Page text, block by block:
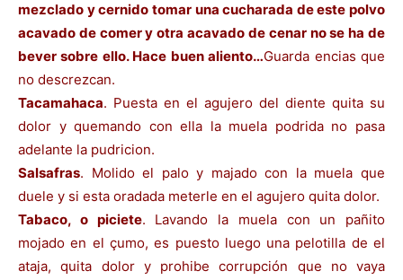
mezclado y cernido tomar una cucharada de este polvo
acavado de comer y otra acavado de cenar no se ha de
bever sobre ello. Hace buen aliento…Guarda encias que
no descrezcan.
Tacamahaca. Puesta en el agujero del diente quita su
dolor y quemando con ella la muela podrida no pasa
adelante la pudricion.
Salsafras. Molido el palo y majado con la muela que
duele y si esta oradada meterle en el agujero quita dolor.
Tabaco, o piciete. Lavando la muela con un pañito
mojado en el çumo, es puesto luego una pelotilla de el
ataja, quita dolor y prohibe corrupción que no vaya